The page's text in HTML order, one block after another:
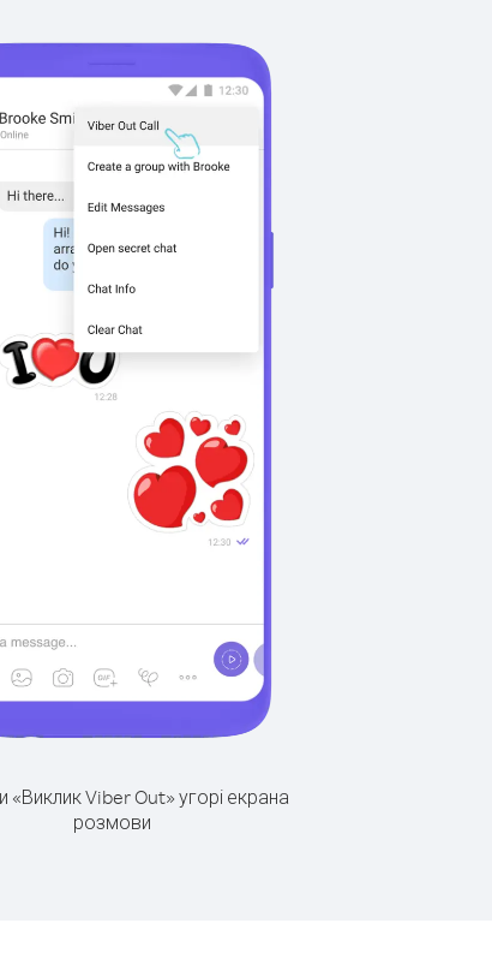
«Виклик Viber Out» угорі екрана
розмови